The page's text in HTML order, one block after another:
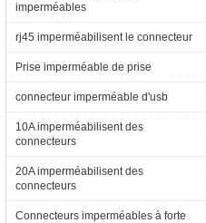
imperméables
rj45 imperméabilisent le connecteur
Prise imperméable de prise
connecteur imperméable d'usb
10A imperméabilisent des
connecteurs
20A imperméabilisent des
connecteurs
Connecteurs imperméables à forte